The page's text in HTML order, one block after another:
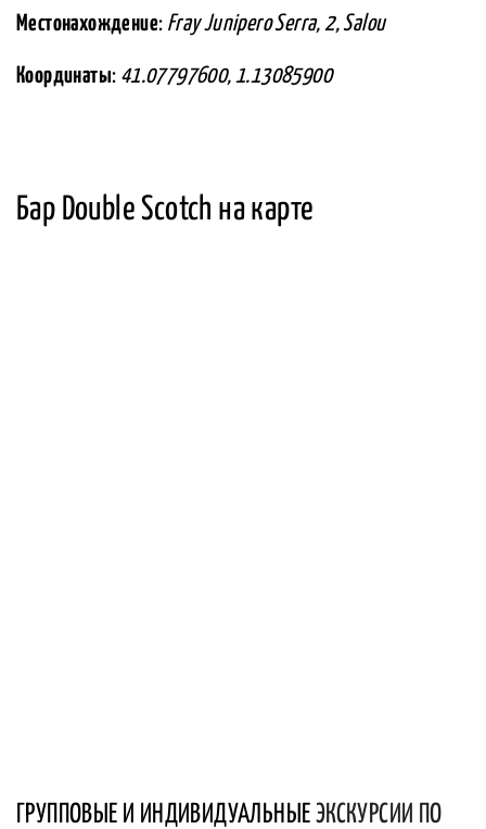
Местонахождение: Fray Junipero Serra, 2, Salou
Координаты: 41.07797600, 1.13085900
Бар Double Scotch на карте
ГРУППОВЫЕ И ИНДИВИДУАЛЬНЫЕ ЭКСКУРСИИ ПО